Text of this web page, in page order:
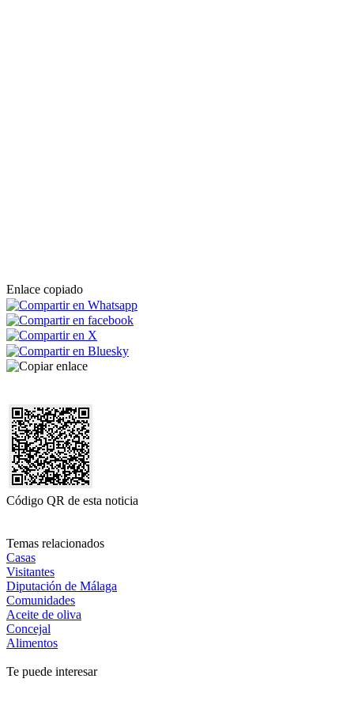
Enlace copiado
Código QR de esta noticia
Temas relacionados
Casas
Visitantes
Diputación de Málaga
Comunidades
Aceite de oliva
Concejal
Alimentos
Te puede interesar